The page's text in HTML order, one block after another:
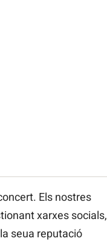
Els nostres
xarxes socials,
seua reputació